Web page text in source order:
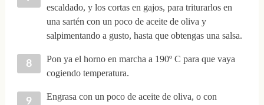
escaldado, y los cortas en gajos, para triturarlos en
una sartén con un poco de aceite de oliva y
salpimentando a gusto, hasta que obtengas una salsa.
Pon ya el horno en marcha a 190º C para que vaya
cogiendo temperatura.
Engrasa con un poco de aceite de oliva, o con